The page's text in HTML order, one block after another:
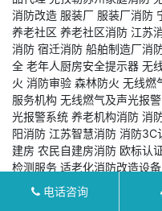
消防改造 服装厂 服装厂消防
养老社区 养老社区消防 江苏
消防 宿迁消防 船舶制造厂消
全 老年人厨房安全提示器 无
火 消防审验 森林防火 无线燃
服务机构 无线燃气及声光报
光报警系统 养老机构消防 消
阳消防 江苏智慧消防 消防3C
建房 农民自建房消防 欧标认
检测服务 适老化消防改造设备
老化消防设备 居家防火安全
无线天然气报警器
电话咨询